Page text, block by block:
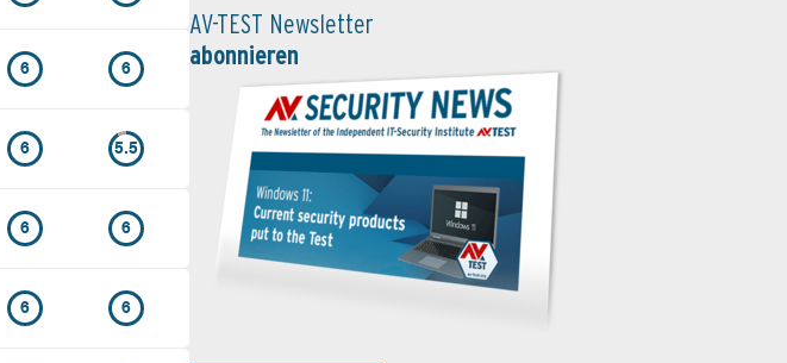
6 6
6 5.5
6 6
6 6
AV-TEST Newsletter
abonnieren